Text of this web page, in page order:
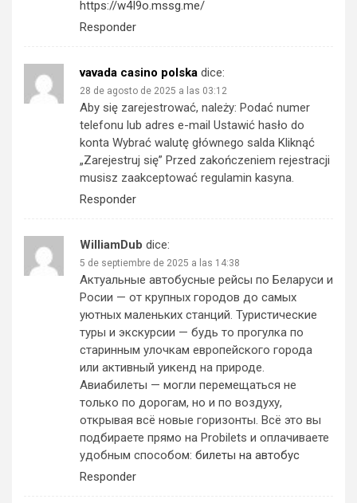
https://w4I9o.mssg.me/
Responder
vavada casino polska dice:
28 de agosto de 2025 a las 03:12
Aby się zarejestrować, należy: Podać numer
telefonu lub adres e-mail Ustawić hasło do
konta Wybrać walutę głównego salda Kliknąć
„Zarejestruj się” Przed zakończeniem rejestracji
musisz zaakceptować regulamin kasyna.
Responder
WilliamDub dice:
5 de septiembre de 2025 a las 14:38
Актуальные автобусные рейсы по Беларуси и
Росии — от крупных городов до самых
уютных маленьких станций. Туристические
туры и экскурсии — будь то прогулка по
старинным улочкам европейского города
или активный уикенд на природе.
Авиабилеты — могли перемещаться не
только по дорогам, но и по воздуху,
открывая всё новые горизонты. Всё это вы
подбираете прямо на Probilets и оплачиваете
удобным способом: билеты на автобус
Responder